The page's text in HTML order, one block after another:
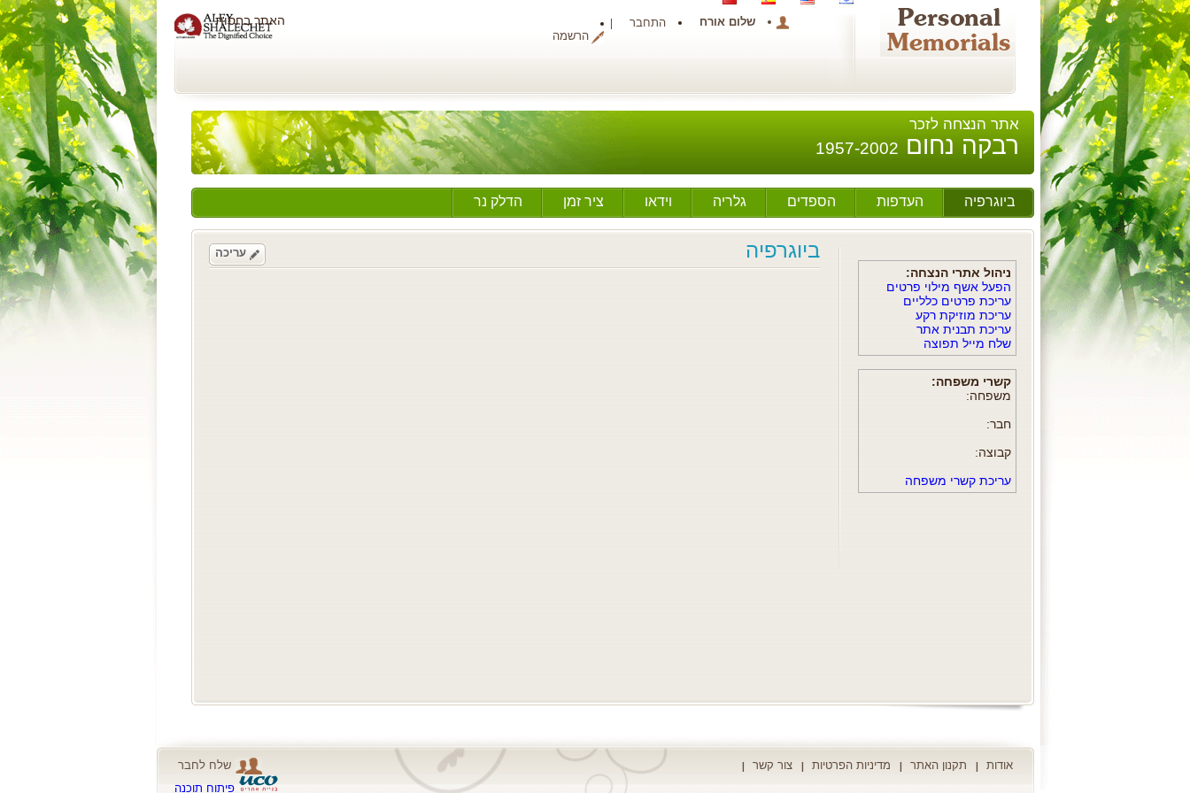
האתר בחסות שלום אורח
התחבר
הרשמה
אתר הנצחה לזכר
רבקה נחום 1957-2002
ביוגרפיה העדפות הספדים גלריה וידאו ציר זמן הדלק נר
ניהול אתרי הנצחה:
הפעל אשף מילוי פרטים
עריכת פרטים כלליים
עריכת מוזיקת רקע
עריכת תבנית אתר
שלח מייל תפוצה
קשרי משפחה:
משפחה:
חבר:
קבוצה:
עריכת קשרי משפחה
ביוגרפיה עריכה
אודות תקנון האתר מדיניות הפרטיות צור קשר
שלח לחבר
פיתוח תוכנה